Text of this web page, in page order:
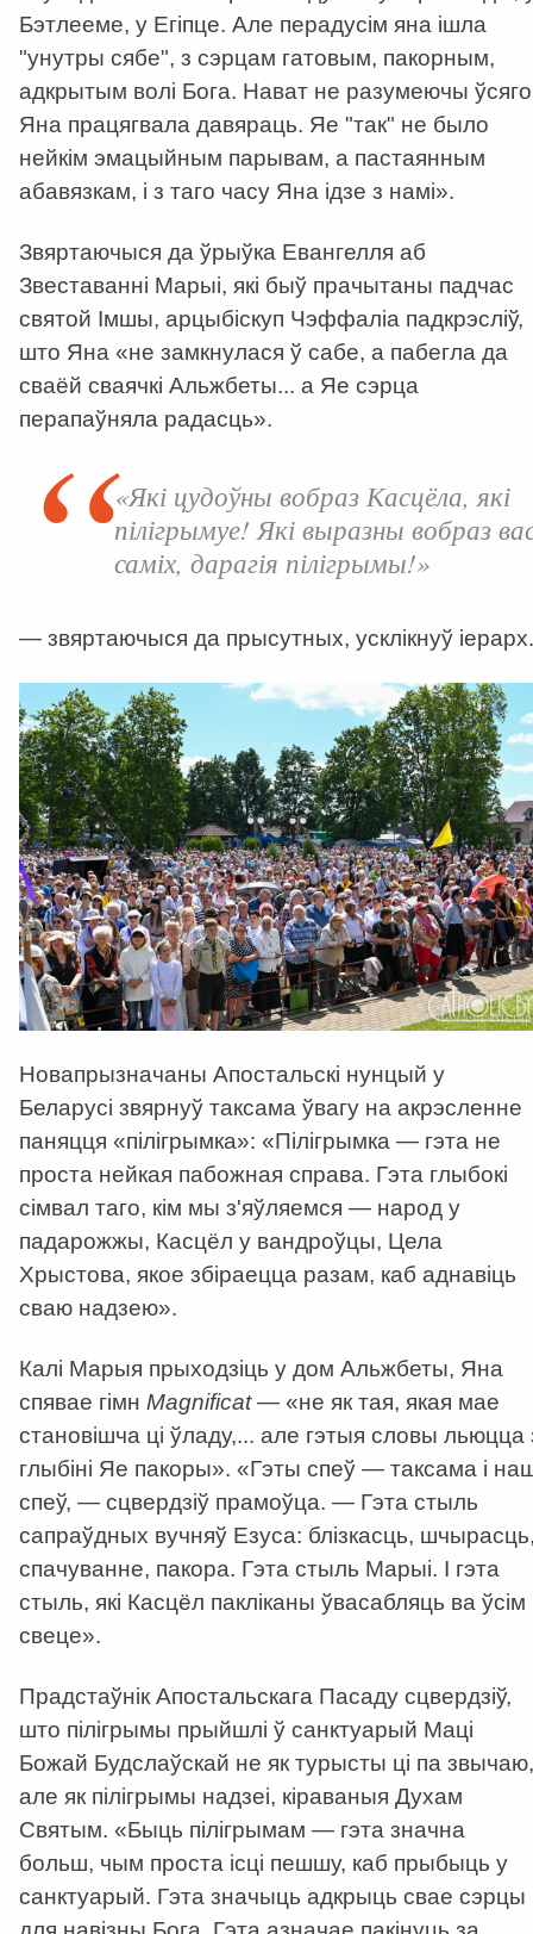
Бэтлееме, у Егіпце. Але перадусім яна ішла
"унутры сябе", з сэрцам гатовым, пакорным,
адкрытым волі Бога. Нават не разумеючы
Яна працягвала давяраць. Яе "так" не было
нейкім эмацыйным парывам, а пастаянным
абавязкам, і з таго часу Яна ідзе з намі».
Звяртаючыся да ўрыўка Евангелля аб
Звеставанні Марыі, які быў прачытаны падчас
святой Імшы, арцыбіскуп Чэффаліа падкрэсліў,
што Яна «не замкнулася ў сабе, а пабегла да
сваёй сваячкі Альжбеты... а Яе сэрца
перапаўняла радасць».
«Які цудоўны вобраз Касцёла, які
пілігрымуе! Які выразны вобраз
саміх, дарагія пілігрымы!»
— звяртаючыся да прысутных, усклікнуў іерарх.
Новапрызначаны Апостальскі нунцый у
Беларусі звярнуў таксама ўвагу на акрэсленне
паняцця «пілігрымка»: «Пілігрымка — гэта не
проста нейкая пабожная справа. Гэта глыбокі
сімвал таго, кім мы з'яўляемся — народ у
падарожжы, Касцёл у вандроўцы, Цела
Хрыстова, якое збіраецца разам, каб аднавіць
сваю надзею».
Калі Марыя прыходзіць у дом Альжбеты, Яна
спявае гімн Magnificat— «не як тая, якая мае
становішча ці ўладу,... але гэтыя словы льюцца
глыбіні Яе пакоры». «Гэты спеў — таксама і
спеў, — сцвердзіў прамоўца. — Гэта стыль
сапраўдных вучняў Езуса: блізкасць,
спачуванне, пакора. Гэта стыль Марыі. І гэта
стыль, які Касцёл пакліканы ўвасабляць ва ўсім
свеце».
Прадстаўнік Апостальскага Пасаду сцвердзіў,
што пілігрымы прыйшлі ў санктуарый Маці
Божай Будслаўскай не як турысты ці па звычаю,
але як пілігрымы надзеі, кіраваныя Духам
Святым. «Быць пілігрымам — гэта значна
больш, чым проста ісці пешшу, каб прыбыць у
санктуарый. Гэта значыць адкрыць свае сэрцы